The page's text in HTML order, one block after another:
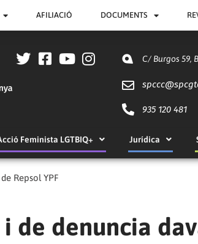
AFILIACIÓ DOCUMENTS
C/ Burgos 59,
spccc@
935 120 481
Feminista LGTBIQ+ Jurídica
Repsol YPF
de denuncia